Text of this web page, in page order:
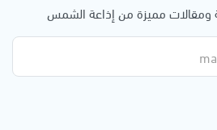
ومقالات مميزة من إذاعة الشمس